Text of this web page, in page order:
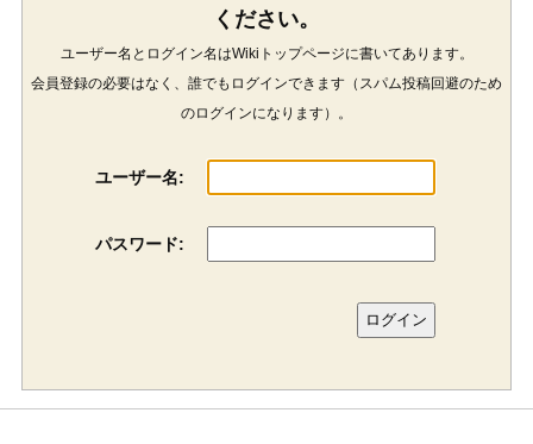
ください。
ユーザー名とログイン名はWikiトップページに書いてあります。
会員登録の必要はなく、誰でもログインできます（スパム投稿回避のため
のログインになります）。
ユーザー名:
パスワード: